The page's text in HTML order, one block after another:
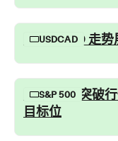
USDCAD
USD/CAD 走
S&P 500
标普 500 突破
目标位